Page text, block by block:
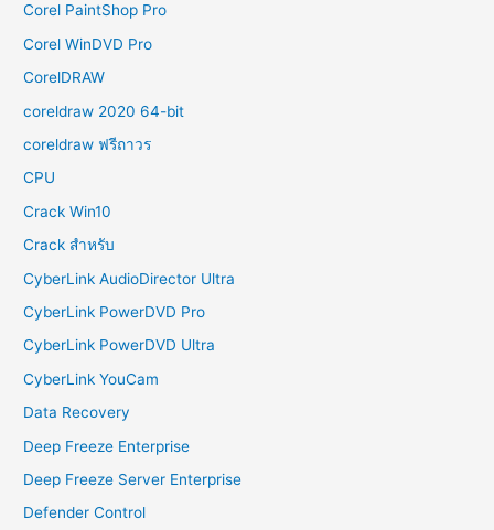
Corel PaintShop Pro
Corel WinDVD Pro
CorelDRAW
coreldraw 2020 64-bit
coreldraw ฟรีถาวร
CPU
Crack Win10
Crack สำหรับ
CyberLink AudioDirector Ultra
CyberLink PowerDVD Pro
CyberLink PowerDVD Ultra
CyberLink YouCam
Data Recovery
Deep Freeze Enterprise
Deep Freeze Server Enterprise
Defender Control